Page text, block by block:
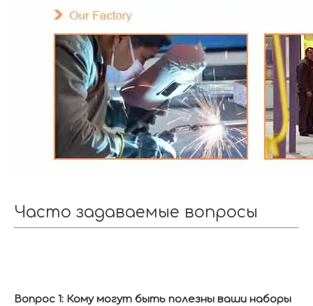
Часто задаваемые вопросы
Вопрос 1: Кому могут быть полезны ваши наборы